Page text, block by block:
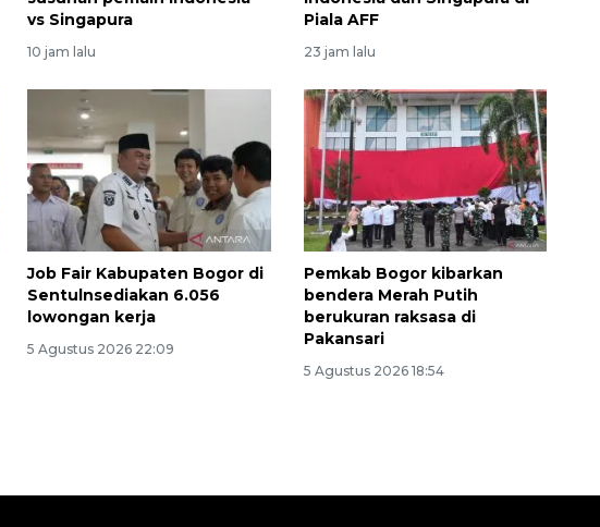
vs Singapura
10 jam lalu
Piala AFF
23 jam lalu
Job Fair Kabupaten Bogor di
Sentulnsediakan 6.056
lowongan kerja
5 Agustus 2026 22:09
Pemkab Bogor kibarkan
bendera Merah Putih
berukuran raksasa di
Pakansari
5 Agustus 2026 18:54
tumbuh 5,29 persen
2026-08-06 18:45:00